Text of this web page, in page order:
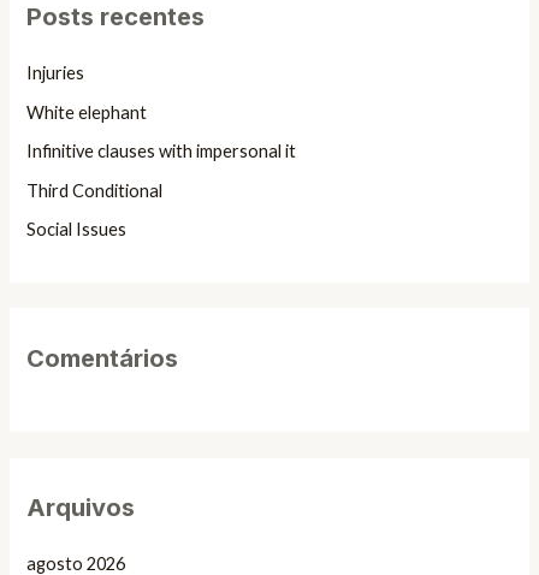
u
p
o
Posts recentes
Injuries
White elephant
Infinitive clauses with impersonal it
Third Conditional
Social Issues
Comentários
Arquivos
agosto 2026